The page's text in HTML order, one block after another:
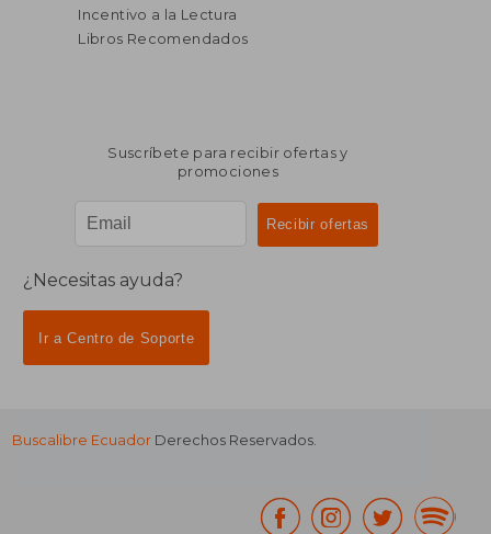
Incentivo a la Lectura
Libros Recomendados
Suscríbete para recibir ofertas y
promociones
¿Necesitas ayuda?
Ir a Centro de Soporte
Buscalibre Ecuador Derechos Reservados.